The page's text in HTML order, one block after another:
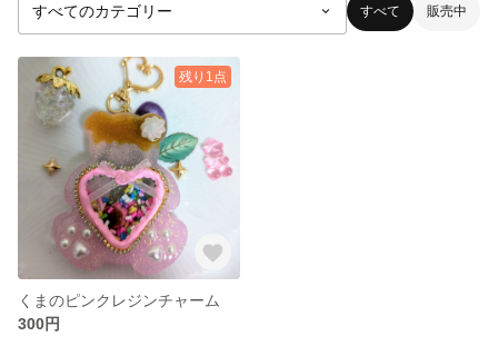
すべて 販売中
残り1点
くまのピンクレジンチャーム
300円